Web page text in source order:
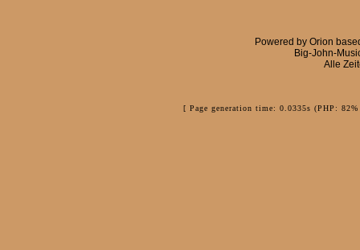
Powered by Orion
Big-John-
Alle
[ Page generation time: 0.0335s (PHP: